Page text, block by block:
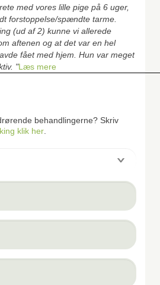
med vores lille pige på 6 uger,
forstoppelse/spændte tarme.
(ud af 2) kunne vi allerede
aftenen og at det var en hel
fået med hjem. Hun var meget
"Læs mere
behandlingerne? Skriv
klik her